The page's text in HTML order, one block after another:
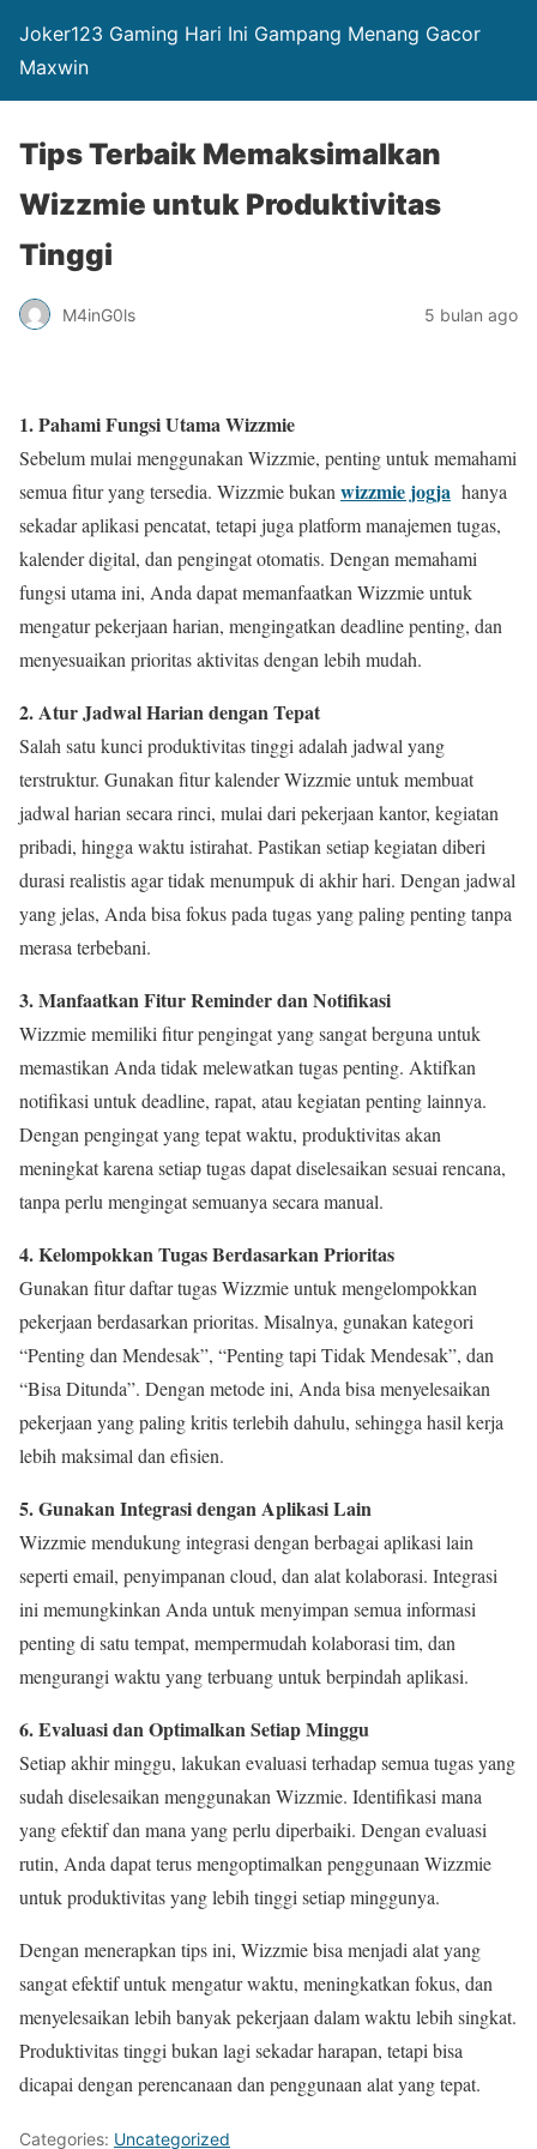
Joker123 Gaming Hari Ini Gampang Menang Gacor
Maxwin
Tips Terbaik Memaksimalkan
Wizzmie untuk Produktivitas
Tinggi
M4inG0ls 5 bulan ago
1. Pahami Fungsi Utama Wizzmie
Sebelum mulai menggunakan Wizzmie, penting untuk memahami
semua fitur yang tersedia. Wizzmie bukan wizzmie jogja hanya
sekadar aplikasi pencatat, tetapi juga platform manajemen tugas,
kalender digital, dan pengingat otomatis. Dengan memahami
fungsi utama ini, Anda dapat memanfaatkan Wizzmie untuk
mengatur pekerjaan harian, mengingatkan deadline penting, dan
menyesuaikan prioritas aktivitas dengan lebih mudah.
2. Atur Jadwal Harian dengan Tepat
Salah satu kunci produktivitas tinggi adalah jadwal yang
terstruktur. Gunakan fitur kalender Wizzmie untuk membuat
jadwal harian secara rinci, mulai dari pekerjaan kantor, kegiatan
pribadi, hingga waktu istirahat. Pastikan setiap kegiatan diberi
durasi realistis agar tidak menumpuk di akhir hari. Dengan jadwal
yang jelas, Anda bisa fokus pada tugas yang paling penting tanpa
merasa terbebani.
3. Manfaatkan Fitur Reminder dan Notifikasi
Wizzmie memiliki fitur pengingat yang sangat berguna untuk
memastikan Anda tidak melewatkan tugas penting. Aktifkan
notifikasi untuk deadline, rapat, atau kegiatan penting lainnya.
Dengan pengingat yang tepat waktu, produktivitas akan
meningkat karena setiap tugas dapat diselesaikan sesuai rencana,
tanpa perlu mengingat semuanya secara manual.
4. Kelompokkan Tugas Berdasarkan Prioritas
Gunakan fitur daftar tugas Wizzmie untuk mengelompokkan
pekerjaan berdasarkan prioritas. Misalnya, gunakan kategori
“Penting dan Mendesak”, “Penting tapi Tidak Mendesak”, dan
“Bisa Ditunda”. Dengan metode ini, Anda bisa menyelesaikan
pekerjaan yang paling kritis terlebih dahulu, sehingga hasil kerja
lebih maksimal dan efisien.
5. Gunakan Integrasi dengan Aplikasi Lain
Wizzmie mendukung integrasi dengan berbagai aplikasi lain
seperti email, penyimpanan cloud, dan alat kolaborasi. Integrasi
ini memungkinkan Anda untuk menyimpan semua informasi
penting di satu tempat, mempermudah kolaborasi tim, dan
mengurangi waktu yang terbuang untuk berpindah aplikasi.
6. Evaluasi dan Optimalkan Setiap Minggu
Setiap akhir minggu, lakukan evaluasi terhadap semua tugas yang
sudah diselesaikan menggunakan Wizzmie. Identifikasi mana
yang efektif dan mana yang perlu diperbaiki. Dengan evaluasi
rutin, Anda dapat terus mengoptimalkan penggunaan Wizzmie
untuk produktivitas yang lebih tinggi setiap minggunya.
Dengan menerapkan tips ini, Wizzmie bisa menjadi alat yang
sangat efektif untuk mengatur waktu, meningkatkan fokus, dan
menyelesaikan lebih banyak pekerjaan dalam waktu lebih singkat.
Produktivitas tinggi bukan lagi sekadar harapan, tetapi bisa
dicapai dengan perencanaan dan penggunaan alat yang tepat.
Categories: Uncategorized